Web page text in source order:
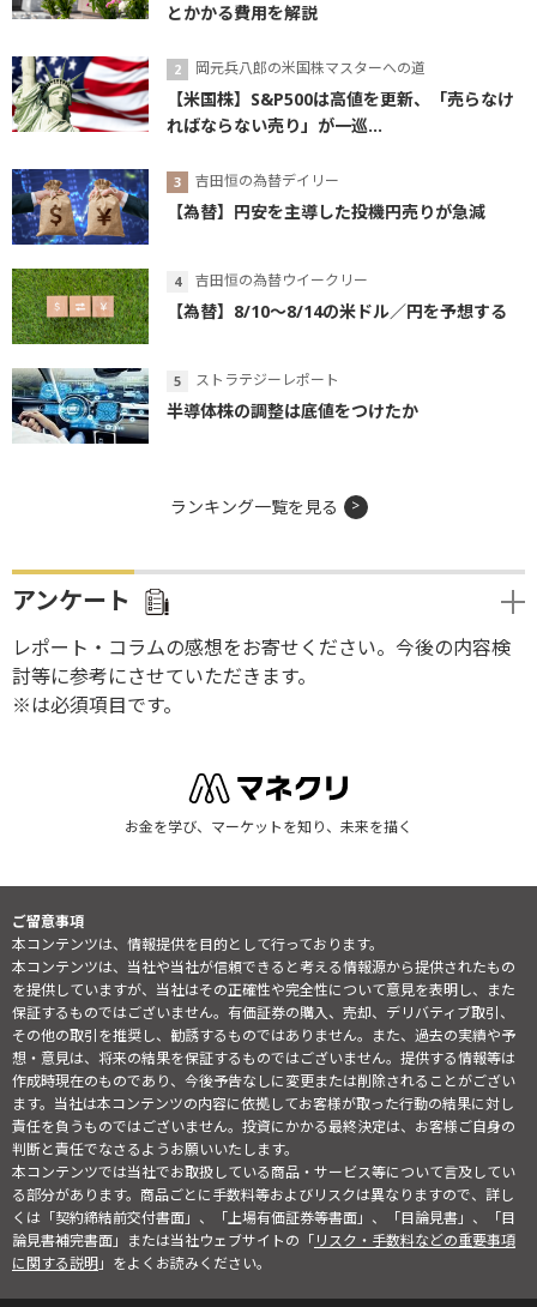
とかかる費用を解説
岡元兵八郎の米国株マスターへの道
【米国株】S&P500は高値を更新、「売らなけ
ればならない売り」が一巡...
吉田恒の為替デイリー
【為替】円安を主導した投機円売りが急減
吉田恒の為替ウイークリー
【為替】8/10～8/14の米ドル／円を予想する
ストラテジーレポート
半導体株の調整は底値をつけたか
ランキング一覧を見る
アンケート
レポート・コラムの感想をお寄せください。今後の内容検
討等に参考にさせていただきます。
※は必須項目です。
お金を学び、マーケットを知り、未来を描く
ご留意事項
本コンテンツは、情報提供を目的として行っております。
本コンテンツは、当社や当社が信頼できると考える情報源から提供されたもの
を提供していますが、当社はその正確性や完全性について意見を表明し、また
保証するものではございません。有価証券の購入、売却、デリバティブ取引、
その他の取引を推奨し、勧誘するものではありません。また、過去の実績や予
想・意見は、将来の結果を保証するものではございません。提供する情報等は
作成時現在のものであり、今後予告なしに変更または削除されることがござい
ます。当社は本コンテンツの内容に依拠してお客様が取った行動の結果に対し
責任を負うものではございません。投資にかかる最終決定は、お客様ご自身の
判断と責任でなさるようお願いいたします。
本コンテンツでは当社でお取扱している商品・サービス等について言及してい
る部分があります。商品ごとに手数料等およびリスクは異なりますので、詳し
くは「契約締結前交付書面」、「上場有価証券等書面」、「目論見書」、「目
論見書補完書面」または当社ウェブサイトの「リスク・手数料などの重要事項
に関する説明」をよくお読みください。